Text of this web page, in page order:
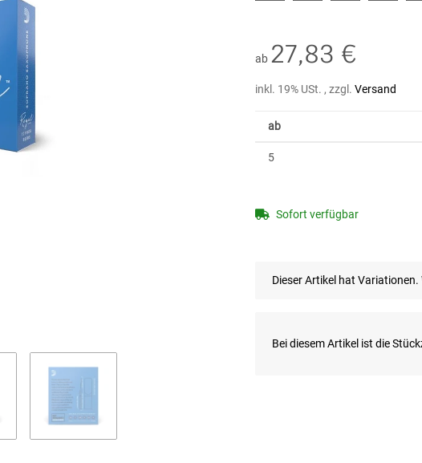
ab 27,83 €
inkl. 19% USt. , zzgl. Versand
ab
5
Sofort verfügbar
x
Dieser Artikel hat
Bei diesem Artikel ist die